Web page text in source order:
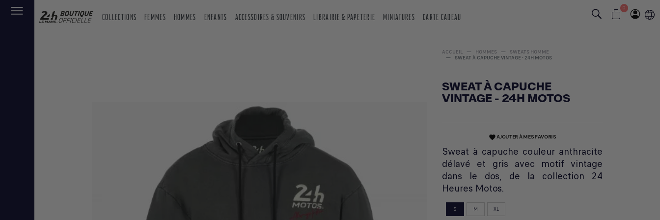
COLLECTIONS FEMMES HOMMES ENFANTS ACCESSOIRES & SOUVENIRS LIBRAIRIE & PAPETERIE MINIATURES CARTE CADEAU
0
ACCUEIL HOMMES
SWEATS HOMME
SWEAT À CAPUCHE VINTAGE - 24H MOTOS
SWEAT À CAPUCHE
VINTAGE - 24H MOTOS
favoriteAJOUTER À MES FAVORIS
Sweat à capuche couleur anthracite
délavé et gris avec motif vintage
dans le dos, de la collection 24
Heures Motos.
S M XL